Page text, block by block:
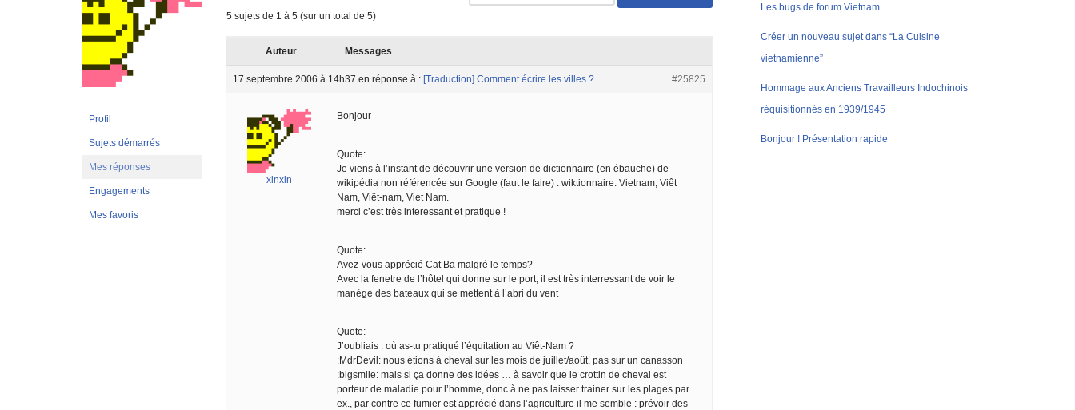
Profil
Sujets démarrés
Mes réponses
Engagements
Mes favoris
5 sujets de 1 à 5 (sur un total de 5)
Auteur Messages
17 septembre 2006 à 14h37 en réponse à : [Traduction] Comment écrire les villes ? #25825
xinxin
Bonjour
Quote:
Je viens à l’instant de découvrir une version de dictionnaire (en ébauche) de
wikipédia non référencée sur Google (faut le faire) : wiktionnaire. Vietnam, Viêt
Nam, Viêt-nam, Viet Nam.
merci c’est très interessant et pratique !
Quote:
Avez-vous apprécié Cat Ba malgré le temps?
Avec la fenetre de l’hôtel qui donne sur le port, il est très interressant de voir le
manège des bateaux qui se mettent à l’abri du vent
Quote:
J’oubliais : où as-tu pratiqué l’équitation au Viêt-Nam ?
:MdrDevil: nous étions à cheval sur les mois de juillet/août, pas sur un canasson
:bigsmile: mais si ça donne des idées … à savoir que le crottin de cheval est
porteur de maladie pour l’homme, donc à ne pas laisser trainer sur les plages par
ex., par contre ce fumier est apprécié dans l’agriculture il me semble : prévoir des
Les bugs de forum Vietnam
Créer un nouveau sujet dans “La Cuisine
vietnamienne”
Hommage aux Anciens Travailleurs Indochinois
réquisitionnés en 1939/1945
Bonjour ! Présentation rapide